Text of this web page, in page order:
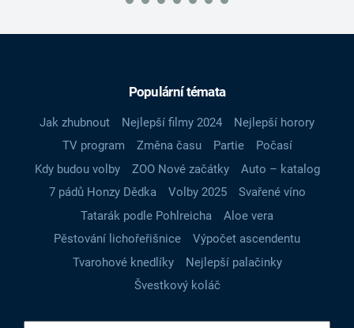
Populární témata
Jak zhubnout Nejlepší filmy 2024
Nejlepší horory
TV program
Změna času Partie
Počasí
Kdy budou volby
ZOO Nové začátky
Auto – katalog
7 pádů Honzy Dědka
Volby 2025
Svařené víno
Tatarák podle Pohlreicha
Aloe vera
Pěstování lichořeřišnice
Výpočet ascendentu
Tvarohové knedlíky
Nejlepší palačinky
Švestkový koláč